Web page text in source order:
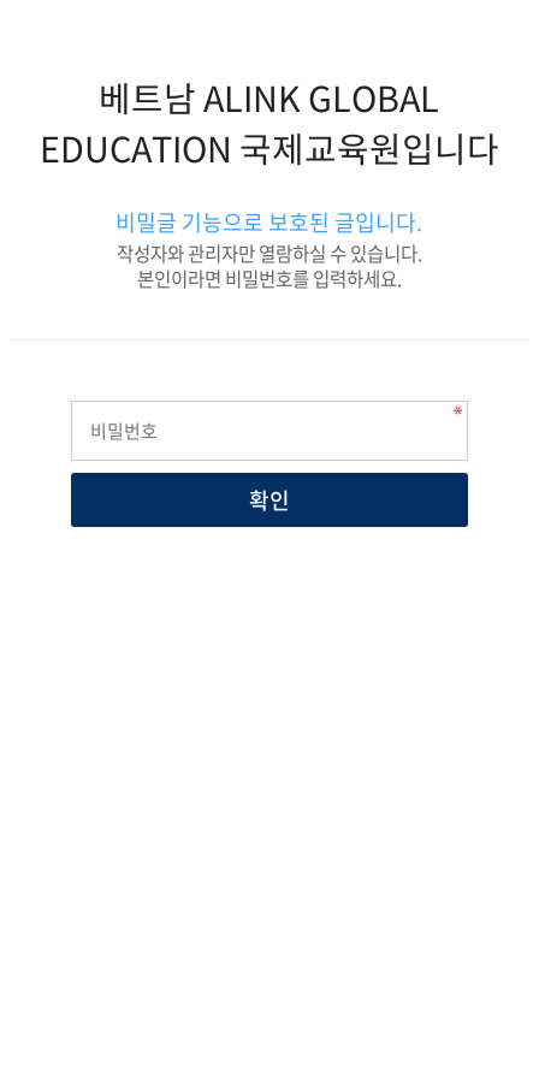
베트남 ALINK GLOBAL
EDUCATION 국제교육원입니다
비밀글 기능으로 보호된 글입니다.
작성자와 관리자만 열람하실 수 있습니다.
본인이라면 비밀번호를 입력하세요.